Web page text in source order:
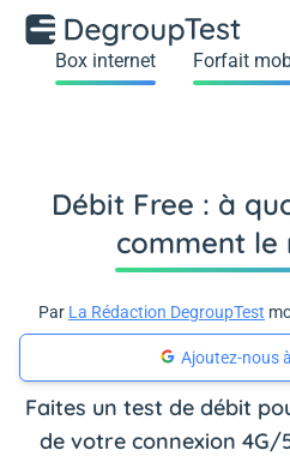
Box internet Forfait
Débit Free : à
comment le
Par La Rédaction DegroupTest
Ajoutez-nous
Faites un test de débit
de votre connexion 4G/